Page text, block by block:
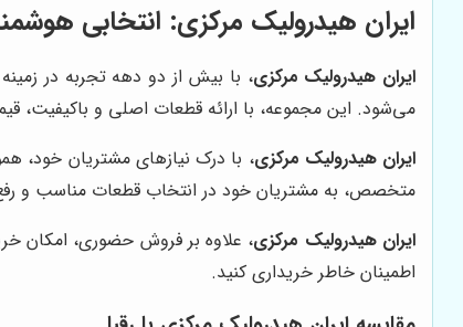
ایران هیدرولیک مرکزی: انتخابی
ایران هیدرولیک مرکزی، با بیش از دو دهه تجربه در
می‌شود. این مجموعه، با ارائه قطعات اصلی و
ایران هیدرولیک مرکزی، با درک نیازهای مشتریان خود،
متخصص، به مشتریان خود در انتخاب قطعات مناسب و
ایران هیدرولیک مرکزی، علاوه بر فروش حضوری، امکان
اطمینان خاطر خریداری کنید.